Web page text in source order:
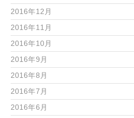
2016年12月
2016年11月
2016年10月
2016年9月
2016年8月
2016年7月
2016年6月